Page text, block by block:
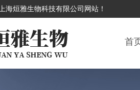
海烜雅生物科技有限公司网站！
首